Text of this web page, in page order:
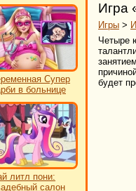
Супер
в больнице
литл пони:
салон
Игра
Игры >
Четыре
будет